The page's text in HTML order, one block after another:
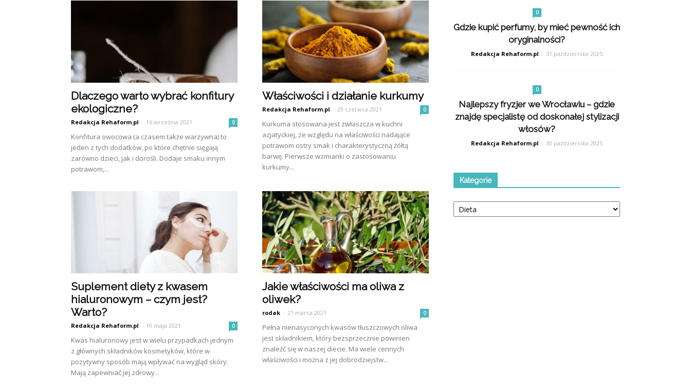
Dlaczego warto wybrać konfitury
ekologiczne?
Redakcja Rehaform.pl - 16 września 2021 0
Konfitura owocowa (a czasem także warzywna) to
jeden z tych dodatków, po które chętnie sięgają
zarówno dzieci, jak i dorośli. Dodaje smaku innym
potrawom,...
Właściwości i działanie kurkumy
Redakcja Rehaform.pl - 29 czerwca 2021 0
Kurkuma stosowana jest zwłaszcza w kuchni
azjatyckiej, ze względu na właściwości nadające
potrawom ostry smak i charakterystyczną żółtą
barwę. Pierwsze wzmianki o zastosowaniu
kurkumy...
Suplement diety z kwasem
hialuronowym – czym jest?
Warto?
Redakcja Rehaform.pl - 10 maja 2021 0
Kwas hialuronowy jest w wielu przypadkach jednym
z głównych składników kosmetyków, które w
pozytywny sposób mają wpływać na wygląd skóry.
Mają zapewniać jej zdrowy...
Jakie właściwości ma oliwa z
oliwek?
rodak - 21 marca 2021 0
Pełna nienasyconych kwasów tłuszczowych oliwa
jest składnikiem, który bezsprzecznie powinien
znaleźć się w naszej diecie. Ma wiele cennych
właściwości i można z jej dobrodziejstw...
0
Gdzie kupić perfumy, by mieć pewność ich
oryginalności?
Redakcja Rehaform.pl - 31 października 2025
0
Najlepszy fryzjer we Wrocławiu – gdzie
znajdę specjalistę od doskonałej stylizacji
włosów?
Redakcja Rehaform.pl - 30 października 2025
Kategorie
Kategorie